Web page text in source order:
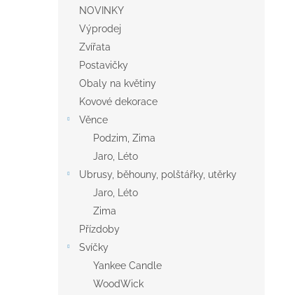
NOVINKY
Výprodej
Zvířata
Postavičky
Obaly na květiny
Kovové dekorace
Věnce
Podzim, Zima
Jaro, Léto
Ubrusy, běhouny, polštářky, utěrky
Jaro, Léto
Zima
Přízdoby
Svíčky
Yankee Candle
WoodWick